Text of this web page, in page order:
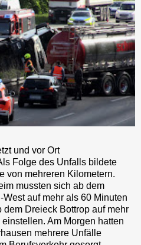
und vor Ort
Folge des Unfalls bildete
von mehreren Kilometern.
mussten sich ab dem
auf mehr als 60 Minuten
Dreieck Bottrop auf mehr
Am Morgen hatten
mehrere Unfälle